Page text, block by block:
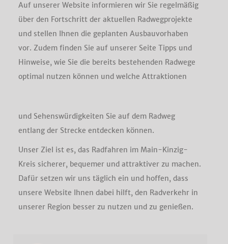
Auf unserer Website informieren wir Sie regelmäßig
über den Fortschritt der aktuellen Radwegprojekte
und stellen Ihnen die geplanten Ausbauvorhaben
vor. Zudem finden Sie auf unserer Seite Tipps und
Hinweise, wie Sie die bereits bestehenden Radwege
optimal nutzen können und welche Attraktionen
und Sehenswürdigkeiten Sie auf dem Radweg
entlang der Strecke entdecken können.
Unser Ziel ist es, das Radfahren im Main-Kinzig-
Kreis sicherer, bequemer und attraktiver zu machen.
Dafür setzen wir uns täglich ein und hoffen, dass
unsere Website Ihnen dabei hilft, den Radverkehr in
unserer Region besser zu nutzen und zu genießen.